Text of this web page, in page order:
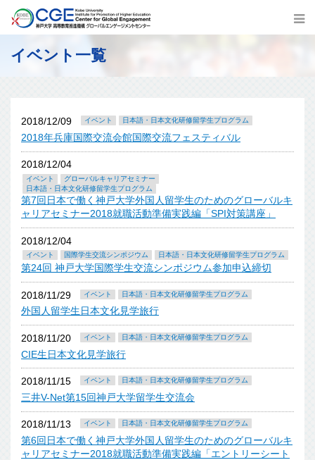
イベント一覧
2018/12/09 イベント 日本語・日本文化研修留学生プログラム
2018年兵庫国際交流会館国際交流フェスティバル
2018/12/04
イベント
グローバルキャリアセミナー
日本語・日本文化研修留学生プログラム
第7回日本で働く神戸大学外国人留学生のためのグローバルキ
ャリアセミナー2018就職活動準備実践編「SPI対策講座」
2018/12/04
イベント 国際学生交流シンポジウム 日本語・日本文化研修留学生プログラム
第24回 神戸大学国際学生交流シンポジウム参加申込締切
2018/11/29 イベント 日本語・日本文化研修留学生プログラム
外国人留学生日本文化見学旅行
2018/11/20 イベント 日本語・日本文化研修留学生プログラム
CIE生日本文化見学旅行
2018/11/15 イベント 日本語・日本文化研修留学生プログラム
三井V-Net第15回神戸大学留学生交流会
2018/11/13 イベント 日本語・日本文化研修留学生プログラム
第6回日本で働く神戸大学外国人留学生のためのグローバルキ
ャリアセミナー2018就職活動準備実践編「エントリーシート